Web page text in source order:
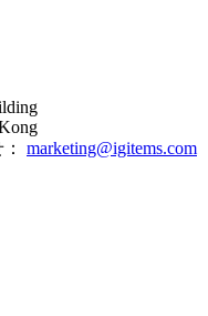
marketing@igitems.com